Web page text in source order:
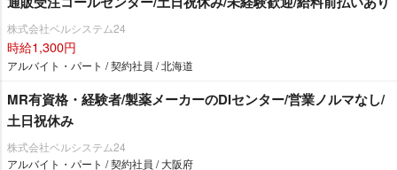
株式会社ベルシステム24
時給1,300円
アルバイト・パート / 契約社員 / 北海道
MR有資格・経験者/製薬メーカーのDIセンター/営業ノルマなし/
土日祝休み
株式会社ベルシステム24
アルバイト・パート / 契約社員 / 大阪府